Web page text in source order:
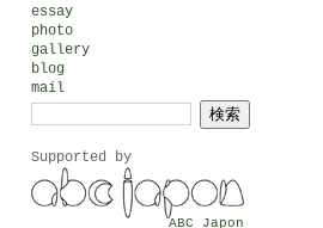
イessay
photo
gallery
blog
mail
Supported by
ABC Japon